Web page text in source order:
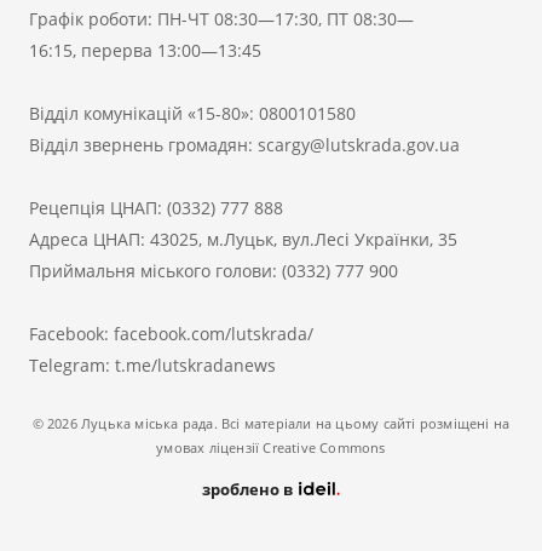
Графік роботи: ПН-ЧТ 08:30—17:30, ПТ 08:30—
16:15, перерва 13:00—13:45
Відділ комунікацій «15-80»: 0800101580
Відділ звернень громадян: scargy@lutskrada.gov.ua
Рецепція ЦНАП: (0332) 777 888
Адреса ЦНАП: 43025, м.Луцьк, вул.Лесі Українки, 35
Приймальня міського голови: (0332) 777 900
Facebook: facebook.com/lutskrada/
Telegram: t.me/lutskradanews
© 2026 Луцька міська рада. Всі матеріали на цьому сайті розміщені на
умовах ліцензії Creative Commons
зроблено в